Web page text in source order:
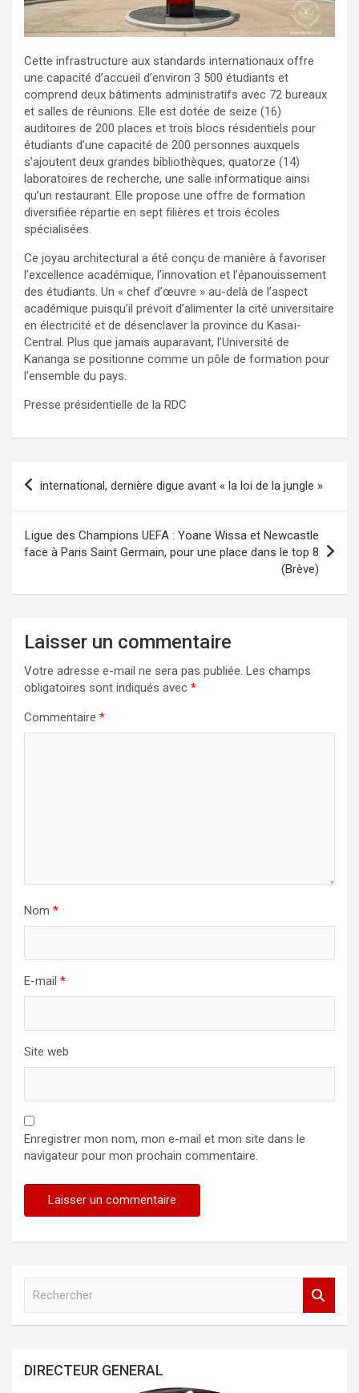
Cette infrastructure aux standards internationaux offre
une capacité d’accueil d’environ 3 500 étudiants et
comprend deux bâtiments administratifs avec 72 bureaux
et salles de réunions. Elle est dotée de seize (16)
auditoires de 200 places et trois blocs résidentiels pour
étudiants d’une capacité de 200 personnes auxquels
s’ajoutent deux grandes bibliothèques, quatorze (14)
laboratoires de recherche, une salle informatique ainsi
qu’un restaurant. Elle propose une offre de formation
diversifiée répartie en sept filières et trois écoles
spécialisées.
Ce joyau architectural a été conçu de manière à favoriser
l’excellence académique, l’innovation et l’épanouissement
des étudiants. Un « chef d’œuvre » au-delà de l’aspect
académique puisqu’il prévoit d’alimenter la cité universitaire
en électricité et de désenclaver la province du Kasaï-
Central. Plus que jamais auparavant, l’Université de
Kananga se positionne comme un pôle de formation pour
l’ensemble du pays.
Presse présidentielle de la RDC
Navigation
international, dernière digue avant « la loi de la jungle »
Ligue des Champions UEFA : Yoane Wissa et Newcastle
face à Paris Saint Germain, pour une place dans le top 8
(Brève)
Laisser un commentaire
Votre adresse e-mail ne sera pas publiée. Les champs
obligatoires sont indiqués avec *
Commentaire *
Nom *
E-mail *
Site web
Enregistrer mon nom, mon e-mail et mon site dans le
navigateur pour mon prochain commentaire.
rDIRECTEUR GENERAL